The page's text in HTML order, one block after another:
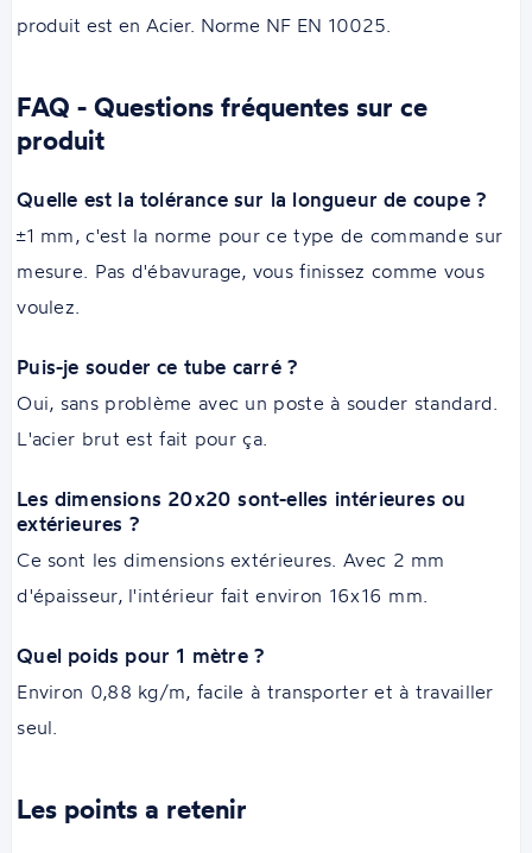
produit est en Acier. Norme NF EN 10025.
FAQ - Questions fréquentes sur ce
produit
Quelle est la tolérance sur la longueur de coupe ?
±1 mm, c'est la norme pour ce type de commande sur
mesure. Pas d'ébavurage, vous finissez comme vous
voulez.
Puis-je souder ce tube carré ?
Oui, sans problème avec un poste à souder standard.
L'acier brut est fait pour ça.
Les dimensions 20x20 sont-elles intérieures ou
extérieures ?
Ce sont les dimensions extérieures. Avec 2 mm
d'épaisseur, l'intérieur fait environ 16x16 mm.
Quel poids pour 1 mètre ?
Environ 0,88 kg/m, facile à transporter et à travailler
seul.
Les points a retenir